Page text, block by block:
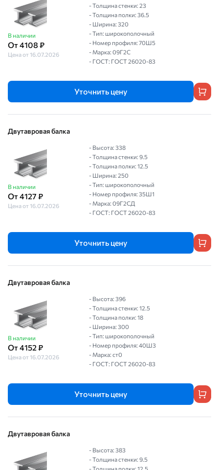
В наличии
От 4108 ₽
Цена от 16.07.2026
- Толщина стенки: 23
- Толщина полки: 36.5
- Ширина: 320
- Тип: широкополочный
- Номер профиля: 70Ш5
- Марка: 09Г2С
- ГОСТ: ГОСТ 26020-83
Уточнить цену
Двутавровая балка
В наличии
От 4127 ₽
Цена от 16.07.2026
- Высота: 338
- Толщина стенки: 9.5
- Толщина полки: 12.5
- Ширина: 250
- Тип: широкополочный
- Номер профиля: 35Ш1
- Марка: 09Г2СД
- ГОСТ: ГОСТ 26020-83
Уточнить цену
Двутавровая балка
В наличии
От 4152 ₽
Цена от 16.07.2026
- Высота: 396
- Толщина стенки: 12.5
- Толщина полки: 18
- Ширина: 300
- Тип: широкополочный
- Номер профиля: 40Ш3
- Марка: ст0
- ГОСТ: ГОСТ 26020-83
Уточнить цену
Двутавровая балка
- Высота: 383
- Толщина стенки: 9.5
- Толщина полки: 12.5